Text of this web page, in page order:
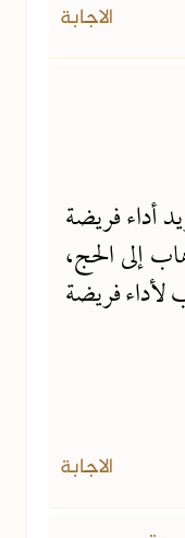
الاجابة
أداء فريضة
إلى الحج،
لأداء فريضة
الاجابة